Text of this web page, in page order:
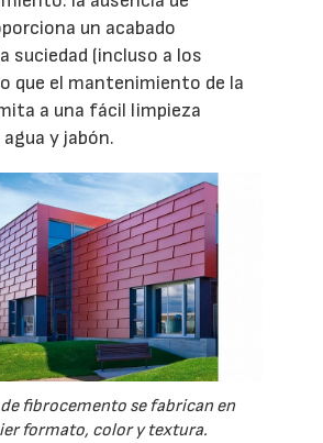
un acabado
suciedad (incluso a los
que el mantenimiento de la
a una fácil limpieza
y jabón.
de fibrocemento se fabrican en
formato, color y textura.